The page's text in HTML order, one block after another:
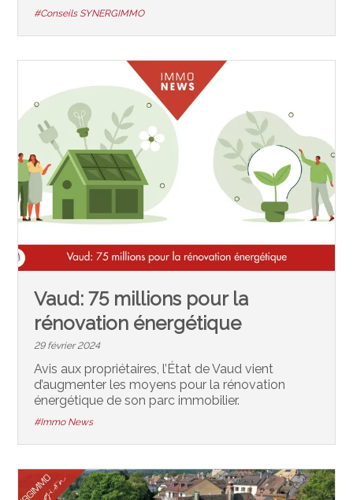
#Conseils SYNERGIMMO
Vaud: 75 millions pour la
rénovation énergétique
29 février 2024
Avis aux propriétaires, l’État de Vaud vient
d’augmenter les moyens pour la rénovation
énergétique de son parc immobilier.
#Immo News